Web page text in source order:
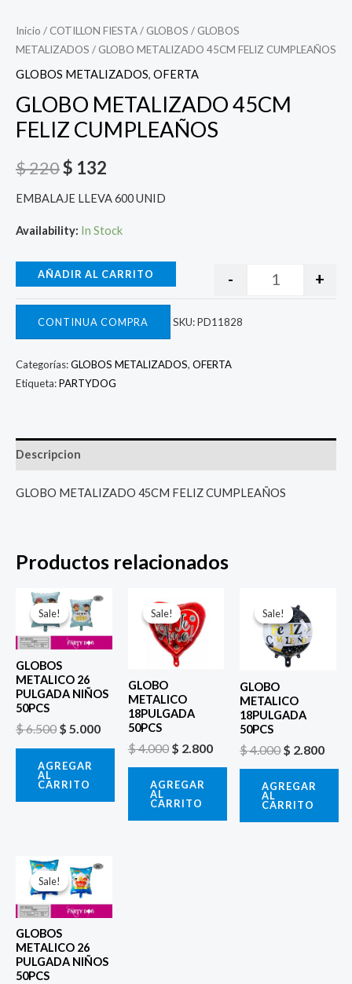
Inicio / COTILLON FIESTA/ GLOBOS / GLOBOS
METALIZADOS / GLOBO METALIZADO 45CM FELIZ CUMPLEAÑOS
GLOBOS METALIZADOS, OFERTA
GLOBO METALIZADO 45CM
FELIZ CUMPLEAÑOS
$220$ 132
EMBALAJE LLEVA 600 UNID
Availability: In Stock
- +
AÑADIR AL CARRITO
CONTINUA COMPRA SKU:PD11828
Categorías:GLOBOS METALIZADOS, OFERTA
Etiqueta:PARTYDOG
Descripcion
GLOBO METALIZADO 45CM FELIZ CUMPLEAÑOS
Productos relacionados
Sale!
Sale!
GLOBOS
METALICO 26
PULGADA NIÑOS
50PCS
$6.500
El
precio
original
era:
$ 6.500.
$ 5.000
El
AGREGAR
AL
CARRITO
Sale!
Sale!
GLOBO
METALICO
18PULGADA
50PCS
$4.000
precio
original
era:
$ 4.000.
$ 2.800
AGREGAR
AL
CARRITO
Sale!
Sale!
GLOBO
METALICO
18PULGADA
50PCS
$4.000
precio
original
era:
$ 4.000.
$ 2.800
AGREGAR
AL
CARRITO
Sale!
Sale!
GLOBOS
METALICO 26
PULGADA NIÑOS
50PCS
El
precio
original
era:
$ 6.500.
El
es: